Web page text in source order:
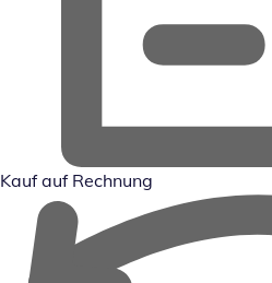
Kauf auf Rechnung